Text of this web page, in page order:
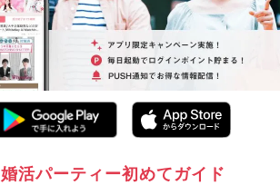
婚活パーティー初めてガイド